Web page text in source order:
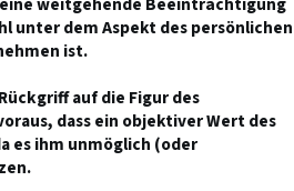
unter dem Aspekt des persönlichen
ist.
auf die Figur des
dass ein objektiver Wert des
es ihm unmöglich (oder